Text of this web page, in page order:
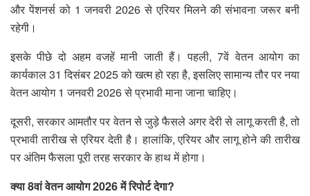
और पेंशनर्स को 1 जनवरी 2026 से एरियर मिलने की संभावना जरूर बनी
रहेगी।
इसके पीछे दो अहम वजहें मानी जाती हैं। पहली, 7वें वेतन आयोग का
कार्यकाल 31 दिसंबर 2025 को खत्म हो रहा है, इसलिए सामान्य तौर पर नया
वेतन आयोग 1 जनवरी 2026 से प्रभावी माना जाना चाहिए।
दूसरी, सरकार आमतौर पर वेतन से जुड़े फैसले अगर देरी से लागू करती है, तो
प्रभावी तारीख से एरियर देती है। हालांकि, एरियर और लागू होने की तारीख
पर अंतिम फैसला पूरी तरह सरकार के हाथ में होगा।
क्या 8वां वेतन आयोग 2026 में रिपोर्ट देगा?